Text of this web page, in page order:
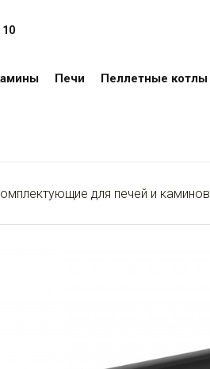
10
Печи Пеллетные котлы
для печей и каминов